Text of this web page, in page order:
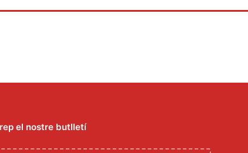
el nostre butlletí